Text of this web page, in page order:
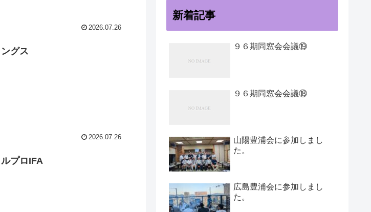
2026.07.26
グス
2026.07.26
プロIFA
新着記事
９６期同窓会会議⑲
９６期同窓会会議⑱
山陽豊浦会に参加しまし
た。
広島豊浦会に参加しまし
た。